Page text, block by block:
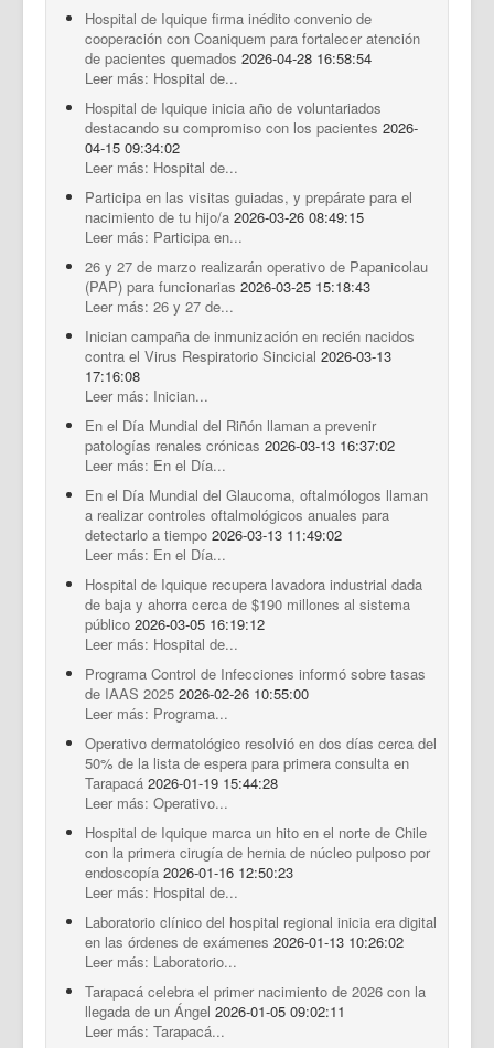
Hospital de Iquique firma inédito convenio de
cooperación con Coaniquem para fortalecer atención
de pacientes quemados 2026-04-28 16:58:54
Leer más: Hospital de...
Hospital de Iquique inicia año de voluntariados
destacando su compromiso con los pacientes 2026-
04-15 09:34:02
Leer más: Hospital de...
Participa en las visitas guiadas, y prepárate para el
nacimiento de tu hijo/a 2026-03-26 08:49:15
Leer más: Participa en...
26 y 27 de marzo realizarán operativo de Papanicolau
(PAP) para funcionarias 2026-03-25 15:18:43
Leer más: 26 y 27 de...
Inician campaña de inmunización en recién nacidos
contra el Virus Respiratorio Sincicial 2026-03-13
17:16:08
Leer más: Inician...
En el Día Mundial del Riñón llaman a prevenir
patologías renales crónicas 2026-03-13 16:37:02
Leer más: En el Día...
En el Día Mundial del Glaucoma, oftalmólogos llaman
a realizar controles oftalmológicos anuales para
detectarlo a tiempo 2026-03-13 11:49:02
Leer más: En el Día...
Hospital de Iquique recupera lavadora industrial dada
de baja y ahorra cerca de $190 millones al sistema
público 2026-03-05 16:19:12
Leer más: Hospital de...
Programa Control de Infecciones informó sobre tasas
de IAAS 2025 2026-02-26 10:55:00
Leer más: Programa...
Operativo dermatológico resolvió en dos días cerca del
50% de la lista de espera para primera consulta en
Tarapacá 2026-01-19 15:44:28
Leer más: Operativo...
Hospital de Iquique marca un hito en el norte de Chile
con la primera cirugía de hernia de núcleo pulposo por
endoscopía 2026-01-16 12:50:23
Leer más: Hospital de...
Laboratorio clínico del hospital regional inicia era digital
en las órdenes de exámenes 2026-01-13 10:26:02
Leer más: Laboratorio...
Tarapacá celebra el primer nacimiento de 2026 con la
llegada de un Ángel 2026-01-05 09:02:11
Leer más: Tarapacá...